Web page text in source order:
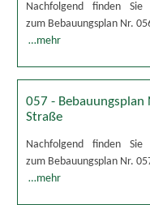
Nachfolgend finden Sie
zum Bebauungsplan Nr.
…mehr
057 - Bebauungsplan
Straße
Nachfolgend finden Sie
zum Bebauungsplan Nr.
…mehr